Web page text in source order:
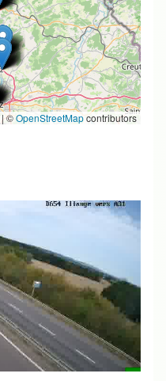
|©OpenStreetMapcontributors